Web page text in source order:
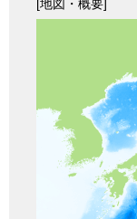
[地図・概要]